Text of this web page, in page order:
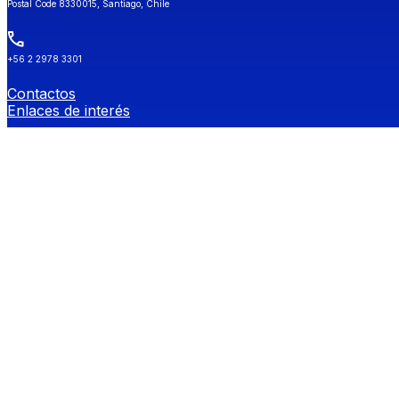
Postal Code 8330015, Santiago, Chile
+56 2 2978 3301
Contactos
Enlaces de interés